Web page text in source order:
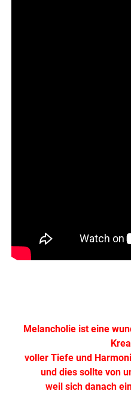
Melancholie ist eine
voller Tiefe und
und dies sollte von
weil sich danach